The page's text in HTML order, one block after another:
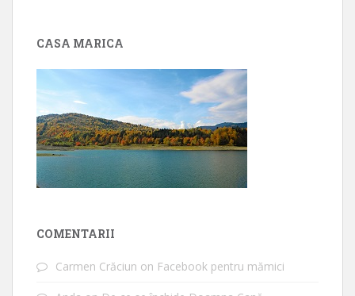
CASA MARICA
COMENTARII
Carmen Crăciun on Facebook pentru mămici